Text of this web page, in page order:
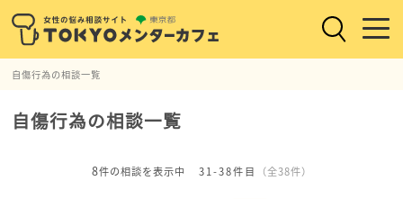
自傷行為の相談一覧
自傷行為の相談一覧
8件の相談を表示中 31-38件目 （全38件）